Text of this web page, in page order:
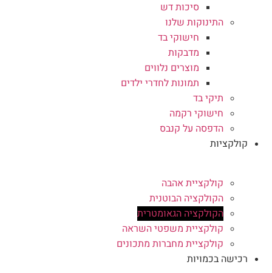
סיכות דש
התינוקות שלנו
חישוקי בד
מדבקות
מוצרים נלווים
תמונות לחדרי ילדים
תיקי בד
חישוקי רקמה
הדפסה על קנבס
קולקציות
קולקציית אהבה
הקולקציה הבוטנית
הקולקציה הגאומטרית
קולקציית משפטי השראה
קולקציית מחברות מתכונים
רכישה בכמויות